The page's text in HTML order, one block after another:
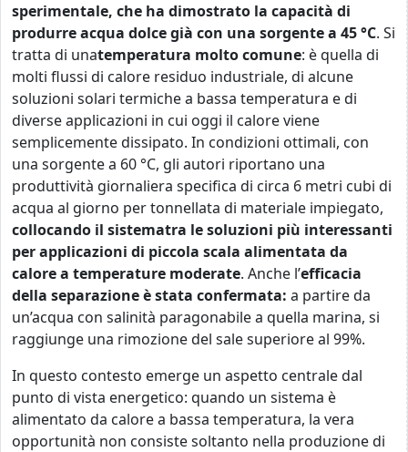
sperimentale, che ha dimostrato la capacità di
produrre acqua dolce già con una sorgente a 45 °C. Si
tratta di unatemperatura molto comune: è quella di
molti flussi di calore residuo industriale, di alcune
soluzioni solari termiche a bassa temperatura e di
diverse applicazioni in cui oggi il calore viene
semplicemente dissipato. In condizioni ottimali, con
una sorgente a 60 °C, gli autori riportano una
produttività giornaliera specifica di circa 6 metri cubi di
acqua al giorno per tonnellata di materiale impiegato,
collocando il sistematra le soluzioni più interessanti
per applicazioni di piccola scala alimentata da
calore a temperature moderate. Anche l’efficacia
della separazione è stata confermata: a partire da
un’acqua con salinità paragonabile a quella marina, si
raggiunge una rimozione del sale superiore al 99%.
In questo contesto emerge un aspetto centrale dal
punto di vista energetico: quando un sistema è
alimentato da calore a bassa temperatura, la vera
opportunità non consiste soltanto nella produzione di